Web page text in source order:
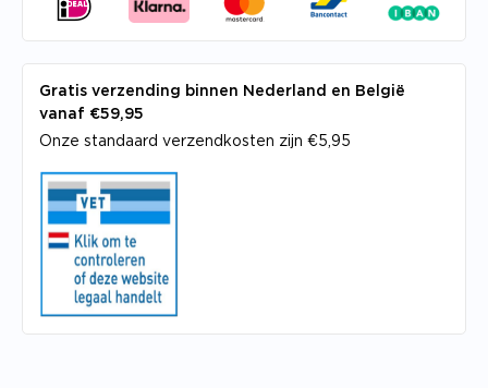
Gratis verzending binnen Nederland en België
vanaf €59,95
Onze standaard verzendkosten zijn €5,95